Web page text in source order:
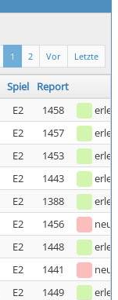
Letzte
Vor
2
1
Spiel
Report
E2 1458
E2 1457
E2 1453
E2 1443
E2 1388
E2 1456
neu
E2 1448
E2 1441
neu
E2 1449